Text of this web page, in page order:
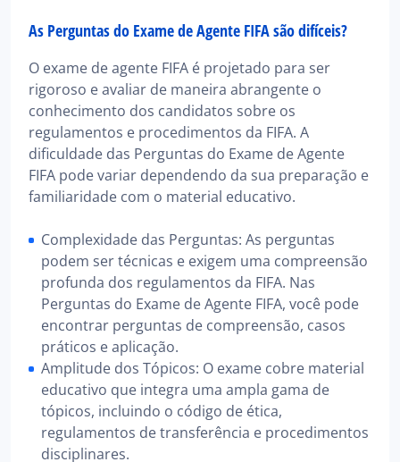
As Perguntas do Exame de Agente FIFA são difíceis?
O exame de agente FIFA é projetado para ser
rigoroso e avaliar de maneira abrangente o
conhecimento dos candidatos sobre os
regulamentos e procedimentos da FIFA. A
dificuldade das Perguntas do Exame de Agente
FIFA pode variar dependendo da sua preparação e
familiaridade com o material educativo.
Complexidade das Perguntas: As perguntas
podem ser técnicas e exigem uma compreensão
profunda dos regulamentos da FIFA. Nas
Perguntas do Exame de Agente FIFA, você pode
encontrar perguntas de compreensão, casos
práticos e aplicação.
Amplitude dos Tópicos: O exame cobre material
educativo que integra uma ampla gama de
tópicos, incluindo o código de ética,
regulamentos de transferência e procedimentos
disciplinares.